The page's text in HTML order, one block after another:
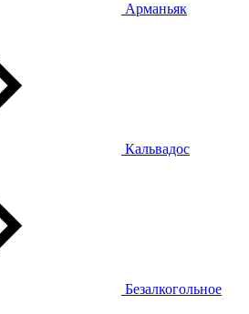
Арманьяк
Кальвадос
Безалкогольное